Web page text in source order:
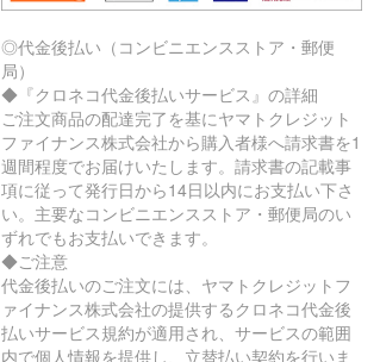
◎代金後払い（コンビニエンスストア・郵便
局）
◆『クロネコ代金後払いサービス』の詳細
ご注文商品の配達完了を基にヤマトクレジット
ファイナンス株式会社から購入者様へ請求書を1
週間程度でお届けいたします。請求書の記載事
項に従って発行日から14日以内にお支払い下さ
い。主要なコンビニエンスストア・郵便局のい
ずれでもお支払いできます。
◆ご注意
代金後払いのご注文には、ヤマトクレジットフ
ァイナンス株式会社の提供するクロネコ代金後
払いサービス規約が適用され、サービスの範囲
内で個人情報を提供し、立替払い契約を行いま